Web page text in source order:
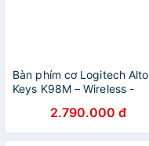
Bàn phím cơ Logitech Alto
Keys K98M – Wireless -
2.790.000 đ